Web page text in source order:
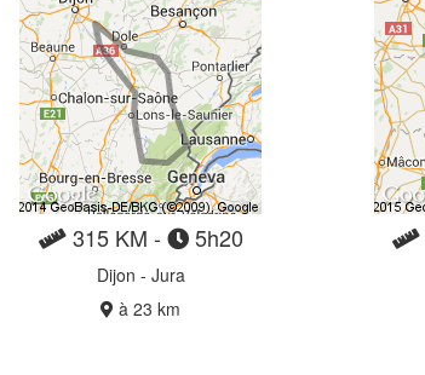
315 KM - 5h20
Dijon - Jura
à 23 km